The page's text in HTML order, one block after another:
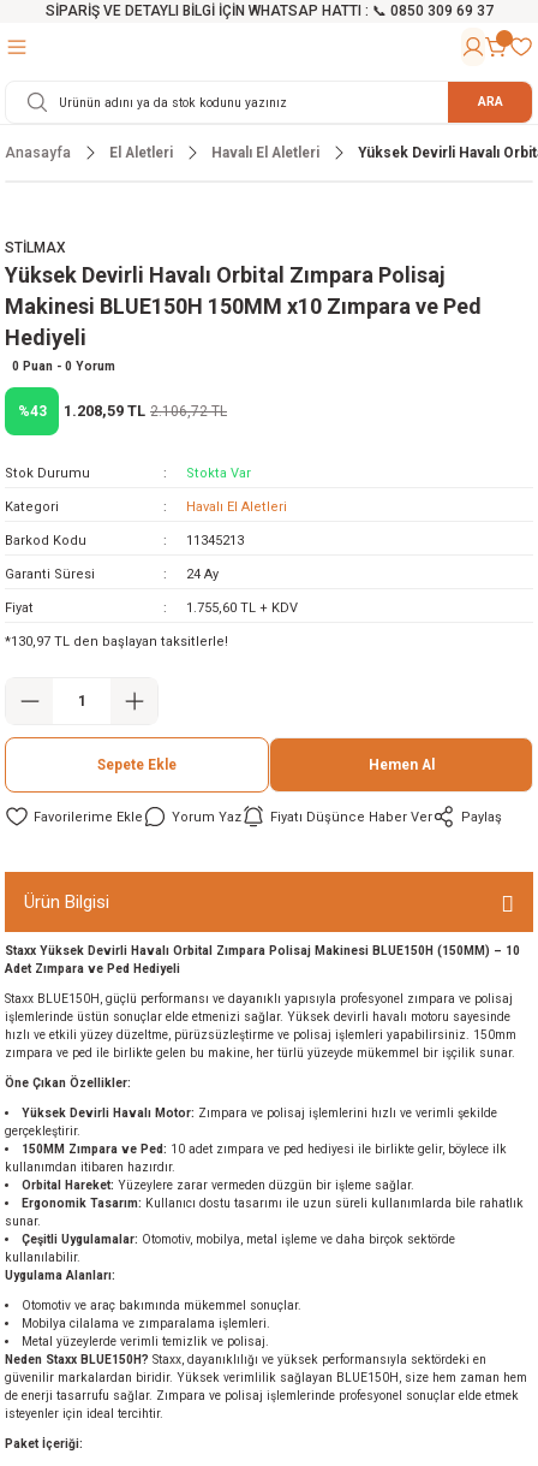
SİPARİŞ VE DETAYLI BİLGİ İÇİN WHATSAP HATTI : 📞 0850 309 69 37
Testereler
Makinesi
Testereler
Cihazları
Mikser
Üfleme Makinesi
ve Arabalar
Malzemeleri ARA
Anasayfa El Aletleri Havalı El Aletleri Yüksek Devirli Havalı
STİLMAX
Yüksek Devirli Havalı Orbital Zımpara Polisaj
Makinesi BLUE150H 150MM x10 Zımpara ve Ped
Hediyeli
0 Puan - 0 Yorum
%43 1.208,59 TL 2.106,72 TL
Stok Durumu Stokta Var
Kategori Havalı El Aletleri
Barkod Kodu 11345213
Garanti Süresi 24 Ay
Fiyat 1.755,60 TL + KDV
*130,97 TL den başlayan taksitlerle!
Sepete Ekle Hemen Al
Yorum Yaz Fiyatı Düşünce Haber Ver Paylaş
Ürün Bilgisi
Staxx Yüksek Devirli Havalı Orbital Zımpara Polisaj Makinesi BLUE150H (150MM) – 10
Adet Zımpara ve Ped Hediyeli
Staxx BLUE150H, güçlü performansı ve dayanıklı yapısıyla profesyonel zımpara ve polisaj
işlemlerinde üstün sonuçlar elde etmenizi sağlar. Yüksek devirli havalı motoru sayesinde
hızlı ve etkili yüzey düzeltme, pürüzsüzleştirme ve polisaj işlemleri yapabilirsiniz. 150mm
zımpara ve ped ile birlikte gelen bu makine, her türlü yüzeyde mükemmel bir işçilik sunar.
Öne Çıkan Özellikler:
Yüksek Devirli Havalı Motor: Zımpara ve polisaj işlemlerini hızlı ve verimli şekilde
gerçekleştirir.
150MM Zımpara ve Ped: 10 adet zımpara ve ped hediyesi ile birlikte gelir, böylece ilk
kullanımdan itibaren hazırdır.
Orbital Hareket: Yüzeylere zarar vermeden düzgün bir işleme sağlar.
Ergonomik Tasarım: Kullanıcı dostu tasarımı ile uzun süreli kullanımlarda bile rahatlık
sunar.
Çeşitli Uygulamalar: Otomotiv, mobilya, metal işleme ve daha birçok sektörde
kullanılabilir.
Uygulama Alanları:
Otomotiv ve araç bakımında mükemmel sonuçlar.
Mobilya cilalama ve zımparalama işlemleri.
Metal yüzeylerde verimli temizlik ve polisaj.
Neden Staxx BLUE150H? Staxx, dayanıklılığı ve yüksek performansıyla sektördeki en
güvenilir markalardan biridir. Yüksek verimlilik sağlayan BLUE150H, size hem zaman hem
de enerji tasarrufu sağlar. Zımpara ve polisaj işlemlerinde profesyonel sonuçlar elde etmek
isteyenler için ideal tercihtir.
Paket İçeriği: